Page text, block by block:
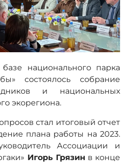
национального парка
состоялось собрание
и национальных
экорегиона.
стал итоговый отчет
плана работы на 2023.
Ассоциации и
Игорь Грязин в конце